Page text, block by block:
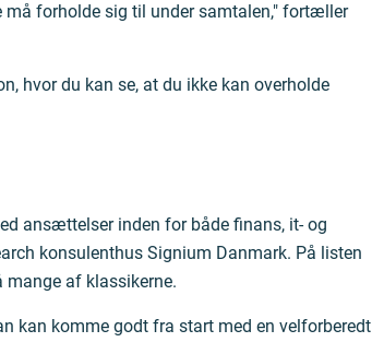
må forholde sig til under samtalen," fortæller
hvor du kan se, at du ikke kan overholde
ansættelser inden for både finans, it- og
konsulenthus Signium Danmark. På listen
mange af klassikerne.
kan komme godt fra start med en velforberedt